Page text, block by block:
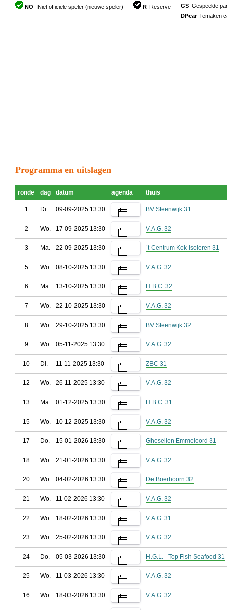
NO Niet officiele speler (nieuwe speler) R Reserve GS Gespeelde
DPcar Temaken
Programma en uitslagen
ronde dag datum agenda thuis
1 Di. 09-09-2025 13:30 BV Steenwijk 31
2 Wo. 17-09-2025 13:30 V.A.G. 32
3 Ma. 22-09-2025 13:30 `t Centrum Kok Isoleren 31
5 Wo. 08-10-2025 13:30 V.A.G. 32
6 Ma. 13-10-2025 13:30 H.B.C. 32
7 Wo. 22-10-2025 13:30 V.A.G. 32
8 Wo. 29-10-2025 13:30 BV Steenwijk 32
9 Wo. 05-11-2025 13:30 V.A.G. 32
10 Di. 11-11-2025 13:30 ZBC 31
12 Wo. 26-11-2025 13:30 V.A.G. 32
13 Ma. 01-12-2025 13:30 H.B.C. 31
15 Wo. 10-12-2025 13:30 V.A.G. 32
17 Do. 15-01-2026 13:30 Ghesellen Emmeloord 31
18 Wo. 21-01-2026 13:30 V.A.G. 32
20 Wo. 04-02-2026 13:30 De Boerhoorn 32
21 Wo. 11-02-2026 13:30 V.A.G. 32
22 Wo. 18-02-2026 13:30 V.A.G. 31
23 Wo. 25-02-2026 13:30 V.A.G. 32
24 Do. 05-03-2026 13:30 H.G.L. - Top Fish Seafood 31
25 Wo. 11-03-2026 13:30 V.A.G. 32
16 Wo. 18-03-2026 13:30 V.A.G. 32